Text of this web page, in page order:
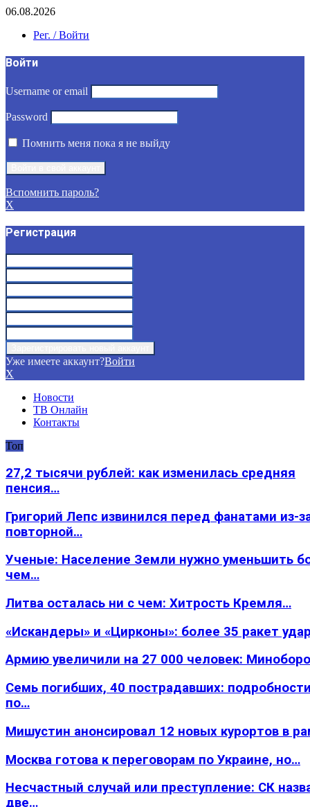
06.08.2026
Рег. / Войти
Войти
Username or email
Password
Помнить меня пока я не выйду
Вспомнить пароль?
X
Регистрация
Уже имеете аккаунт?Войти
X
Новости
ТВ Онлайн
Контакты
Топ
27,2 тысячи рублей: как изменилась средняя
пенсия…
Григорий Лепс извинился перед фанатами из-
повторной…
Ученые: Население Земли нужно уменьшить
чем…
Литва осталась ни с чем: Хитрость Кремля…
«Искандеры» и «Цирконы»: более 35 ракет
Армию увеличили на 27 000 человек:
Семь погибших, 40 пострадавших:
по…
Мишустин анонсировал 12 новых курортов в
Москва готова к переговорам по Украине, но…
Несчастный случай или преступление: СК
две…